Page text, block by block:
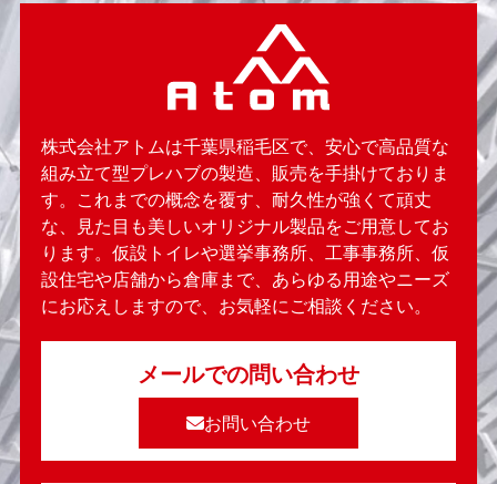
株式会社アトムは千葉県稲毛区で、安心で高品質な
組み立て型プレハブの製造、販売を手掛けておりま
す。これまでの概念を覆す、耐久性が強くて頑丈
な、見た目も美しいオリジナル製品をご用意してお
ります。仮設トイレや選挙事務所、工事事務所、仮
設住宅や店舗から倉庫まで、あらゆる用途やニーズ
にお応えしますので、お気軽にご相談ください。
メールでの問い合わせ
お問い合わせ